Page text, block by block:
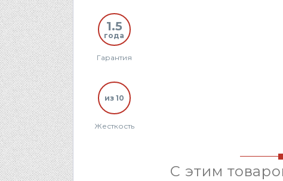
1.5
года
Гарантия
из 10
Жесткость
С этим